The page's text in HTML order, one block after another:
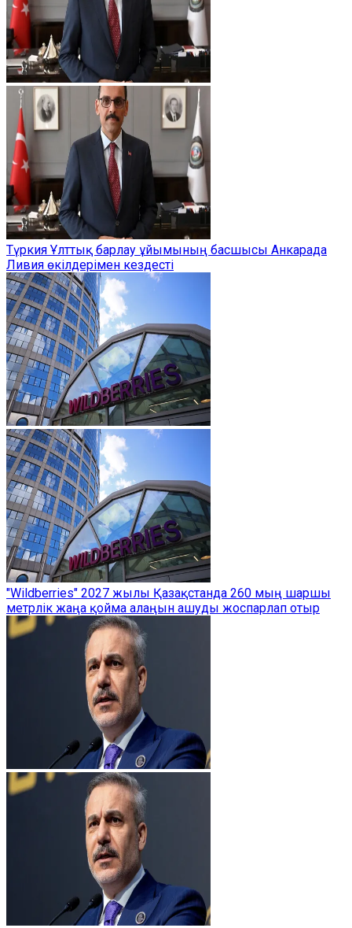
Түркия Ұлттық барлау ұйымының басшысы Анкарада
Ливия өкілдерімен кездесті
"Wildberries" 2027 жылы Қазақстанда 260 мың шаршы
метрлік жаңа қойма алаңын ашуды жоспарлап отыр